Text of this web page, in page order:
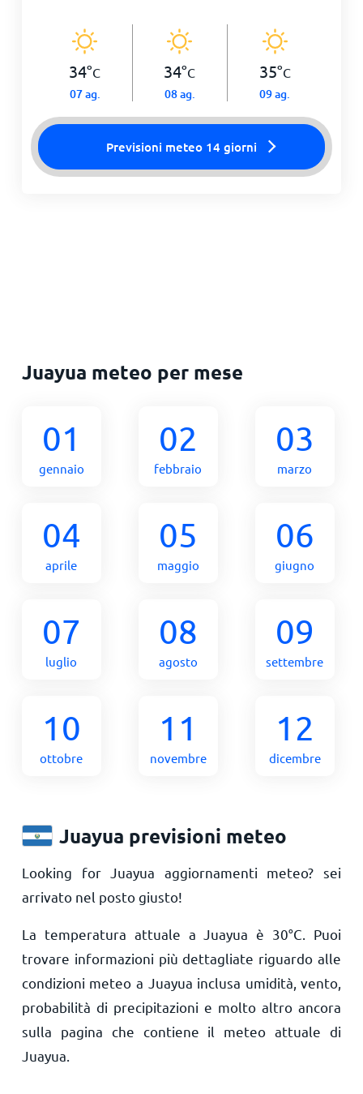
34°C
07 ag.
34°C
08 ag.
35°C
09 ag.
Previsioni meteo 14 giorni
Juayua meteo per mese
01
gennaio
02
febbraio
03
marzo
04
aprile
05
maggio
06
giugno
07
luglio
08
agosto
09
settembre
10
ottobre
11
novembre
12
dicembre
Juayua previsioni meteo
Looking for Juayua aggiornamenti meteo? sei
arrivato nel posto giusto!
La temperatura attuale a Juayua è 30°C . Puoi
trovare informazioni più dettagliate riguardo alle
condizioni meteo a Juayua inclusa umidità, vento,
probabilità di precipitazioni e molto altro ancora
sulla pagina che contiene il meteo attuale di
Juayua.